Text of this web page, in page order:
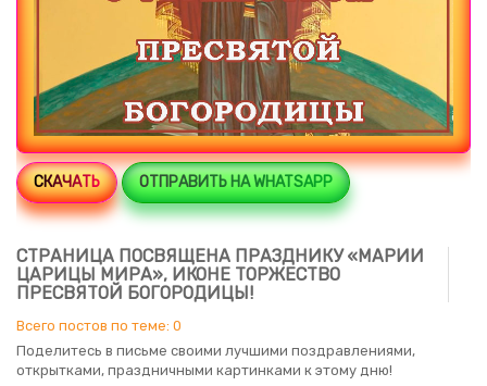
СКАЧАТЬ ОТПРАВИТЬ НА WHATSAPP
СТРАНИЦА ПОСВЯЩЕНА ПРАЗДНИКУ «МАРИИ
ЦАРИЦЫ МИРА», ИКОНЕ ТОРЖЕСТВО
ПРЕСВЯТОЙ БОГОРОДИЦЫ!
Всего постов по теме: 0
Поделитесь в письме своими лучшими поздравлениями,
открытками, праздничными картинками к этому дню!